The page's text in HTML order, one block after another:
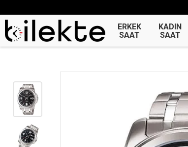
ERKEK
SAAT
KADIN
SAAT